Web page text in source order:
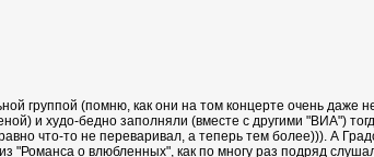
группой (помню, как они на том концерте очень даже
и худо-бедно заполняли (вместе с другими "ВИА")
что-то не переваривал, а теперь тем более))). А
"Романса о влюбленных", как по многу раз подряд